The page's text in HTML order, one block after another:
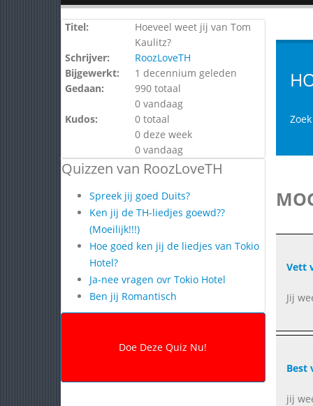
Titel:
Hoeveel weet jij van Tom
Kaulitz?
Schrijver:
RoozLoveTH
Bijgewerkt:
1 decennium geleden
Gedaan:
990 totaal
0 vandaag
Kudos:
0 totaal
0 deze week
0 vandaag
Quizzen van RoozLoveTH
Spreek jij goed Duits?
Ken jij de TH-liedjes goewd??
(Moeilijk!!!)
Hoe goed ken jij de liedjes van Tokio
Hotel?
Ja-nee vragen ovr Tokio Hotel
Ben jij Romantisch
Vett
Jij
Best
jij